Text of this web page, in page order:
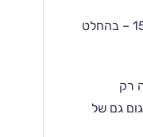
חשוב להדגיש ש- WPML אינו חינמי. עלות הגרסה הבסיסית היא 29$ וחידוש הרישיון מדי שנה יעלה לכם עוד 15$ – בהחלט
רק
גם של